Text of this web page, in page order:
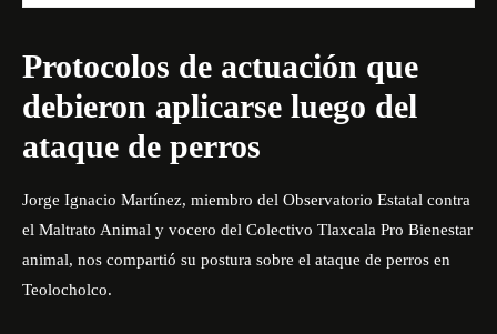
Protocolos de actuación que
debieron aplicarse luego del
ataque de perros
Jorge Ignacio Martínez, miembro del Observatorio Estatal contra
el Maltrato Animal y vocero del Colectivo Tlaxcala Pro Bienestar
animal, nos compartió su postura sobre el ataque de perros en
Teolocholco.